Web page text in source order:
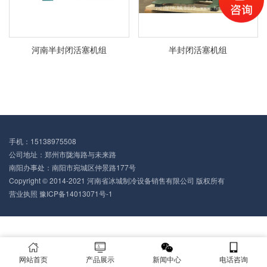
河南半封闭活塞机组 半封闭活塞机组
手机：15138975508
公司地址：郑州市陇海路与未来路
南阳办事处：南阳市宛城区仲景路177号
Copyright © 2014-2021 河南省冰城制冷设备销售有限公司 版权所有
营业执照 豫ICP备14013071号-1
网站首页 产品展示 新闻中心 电话咨询